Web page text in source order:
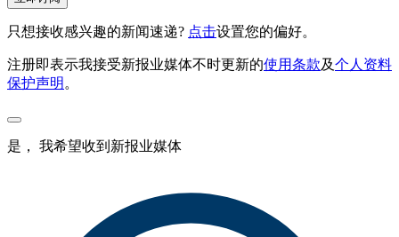
只想接收感兴趣的新闻速递? 点击设置您的偏好。
注册即表示我接受新报业媒体不时更新的使用条款及个人资料
保护声明 。
是， 我希望收到新报业媒体